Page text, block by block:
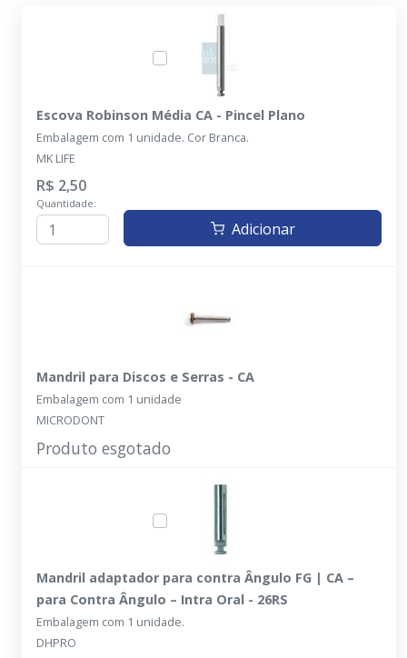
Escova Robinson Média CA - Pincel Plano
Embalagem com 1 unidade. Cor Branca.
MK LIFE
R$ 2,50
Quantidade:
Adicionar
Mandril para Discos e Serras - CA
Embalagem com 1 unidade
MICRODONT
Produto esgotado
Mandril adaptador para contra Ângulo FG | CA –
para Contra Ângulo – Intra Oral - 26RS
Embalagem com 1 unidade.
DHPRO